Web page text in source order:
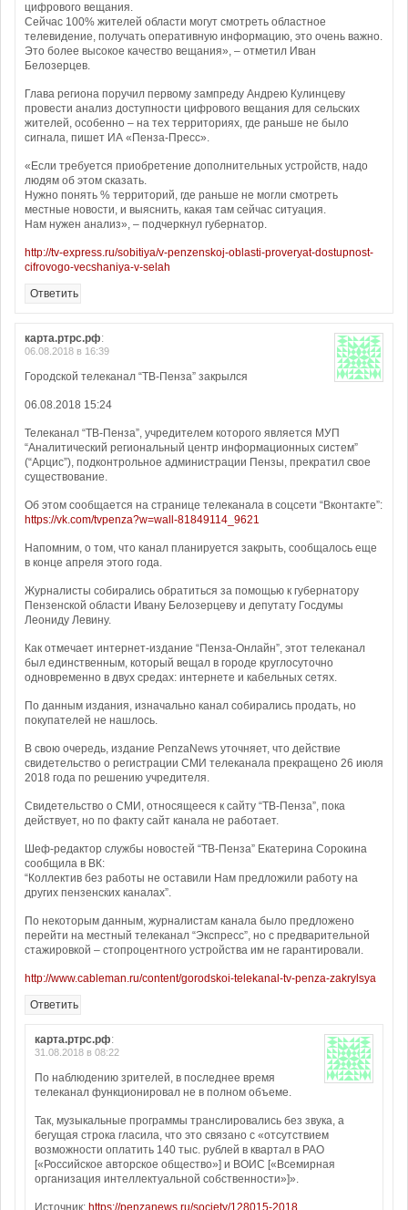
цифрового вещания.
Сейчас 100% жителей области могут смотреть областное
телевидение, получать оперативную информацию, это очень важно.
Это более высокое качество вещания», – отметил Иван
Белозерцев.
Глава региона поручил первому зампреду Андрею Кулинцеву
провести анализ доступности цифрового вещания для сельских
жителей, особенно – на тех территориях, где раньше не было
сигнала, пишет ИА «Пенза-Пресс».
«Если требуется приобретение дополнительных устройств, надо
людям об этом сказать.
Нужно понять % территорий, где раньше не могли смотреть
местные новости, и выяснить, какая там сейчас ситуация.
Нам нужен анализ», – подчеркнул губернатор.
http://tv-express.ru/sobitiya/v-penzenskoj-oblasti-proveryat-dostupnost-
cifrovogo-vecshaniya-v-selah
Ответить
карта.ртрс.рф:
06.08.2018 в 16:39
Городской телеканал “ТВ-Пенза” закрылся
06.08.2018 15:24
Телеканал “ТВ-Пенза”, учредителем которого является МУП
“Аналитический региональный центр информационных систем”
(“Арцис”), подконтрольное администрации Пензы, прекратил свое
существование.
Об этом сообщается на странице телеканала в соцсети “Вконтакте”:
https://vk.com/tvpenza?w=wall-81849114_9621
Напомним, о том, что канал планируется закрыть, сообщалось еще
в конце апреля этого года.
Журналисты собирались обратиться за помощью к губернатору
Пензенской области Ивану Белозерцеву и депутату Госдумы
Леониду Левину.
Как отмечает интернет-издание “Пенза-Онлайн”, этот телеканал
был единственным, который вещал в городе круглосуточно
одновременно в двух средах: интернете и кабельных сетях.
По данным издания, изначально канал собирались продать, но
покупателей не нашлось.
В свою очередь, издание PenzaNews уточняет, что действие
свидетельство о регистрации СМИ телеканала прекращено 26 июля
2018 года по решению учредителя.
Свидетельство о СМИ, относящееся к сайту “ТВ-Пенза”, пока
действует, но по факту сайт канала не работает.
Шеф-редактор службы новостей “ТВ-Пенза” Екатерина Сорокина
сообщила в ВК:
“Коллектив без работы не оставили Нам предложили работу на
других пензенских каналах”.
По некоторым данным, журналистам канала было предложено
перейти на местный телеканал “Экспресс”, но с предварительной
стажировкой – стопроцентного устройства им не гарантировали.
http://www.cableman.ru/content/gorodskoi-telekanal-tv-penza-zakrylsya
Ответить
карта.ртрс.рф:
31.08.2018 в 08:22
По наблюдению зрителей, в последнее время
телеканал функционировал не в полном объеме.
Так, музыкальные программы транслировались без звука, а
бегущая строка гласила, что это связано с «отсутствием
возможности оплатить 140 тыс. рублей в квартал в РАО
[«Российское авторское общество»] и ВОИС [«Всемирная
организация интеллектуальной собственности»]».
Источник: https://penzanews.ru/society/128015-2018